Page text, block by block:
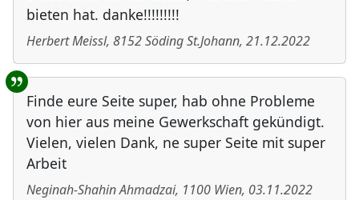
bieten hat. danke!!!!!!!!!
Herbert Meissl, 8152Söding St.Johann, 21.12.2022
Finde eure Seite super, hab ohne Probleme
von hier aus meine Gewerkschaft gekündigt.
Vielen, vielen Dank, ne super Seite mit super
Arbeit
Neginah-Shahin Ahmadzai, 1100 Wien, 03.11.2022